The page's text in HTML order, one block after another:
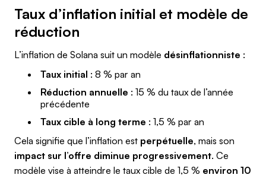
Taux d’inflation initial et modèle de
réduction
L’inflation de Solana suit un modèle désinflationniste :
Taux initial : 8 % par an
Réduction annuelle : 15 % du taux de l’année
précédente
Taux cible à long terme : 1,5 % par an
Cela signifie que l’inflation est perpétuelle, mais son
impact sur l’offre diminue progressivement. Ce
modèle vise à atteindre le taux cible de 1,5 % environ 10